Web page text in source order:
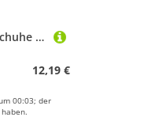
Aymzbd Roller Skates Schuhe Aufhängeband Skistiefel Trageriemen Haken Tragriemen mit Ergonomischem Handgriff Aus Festem Polyester für Outdoor Skigebiet Turnh, Schwarz
12,19 €
00:03; der